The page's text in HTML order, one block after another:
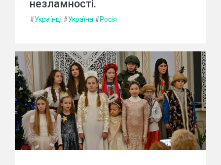
незламності.
#Українці #Україна #Росія